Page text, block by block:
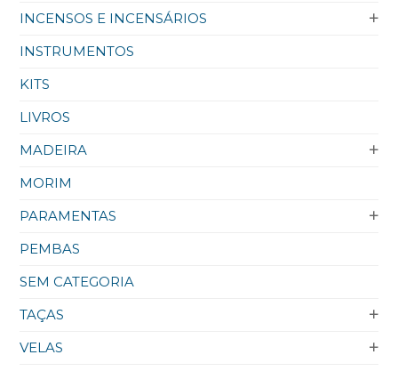
INCENSOS E INCENSÁRIOS
INSTRUMENTOS
KITS
LIVROS
MADEIRA
MORIM
PARAMENTAS
PEMBAS
SEM CATEGORIA
TAÇAS
VELAS